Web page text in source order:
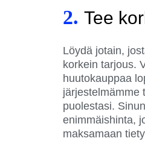
2. Tee
Löydä jotain,
korkein tarjous.
huutokauppaa
järjestelmämme
puolestasi.
enimmäishinta,
maksamaan